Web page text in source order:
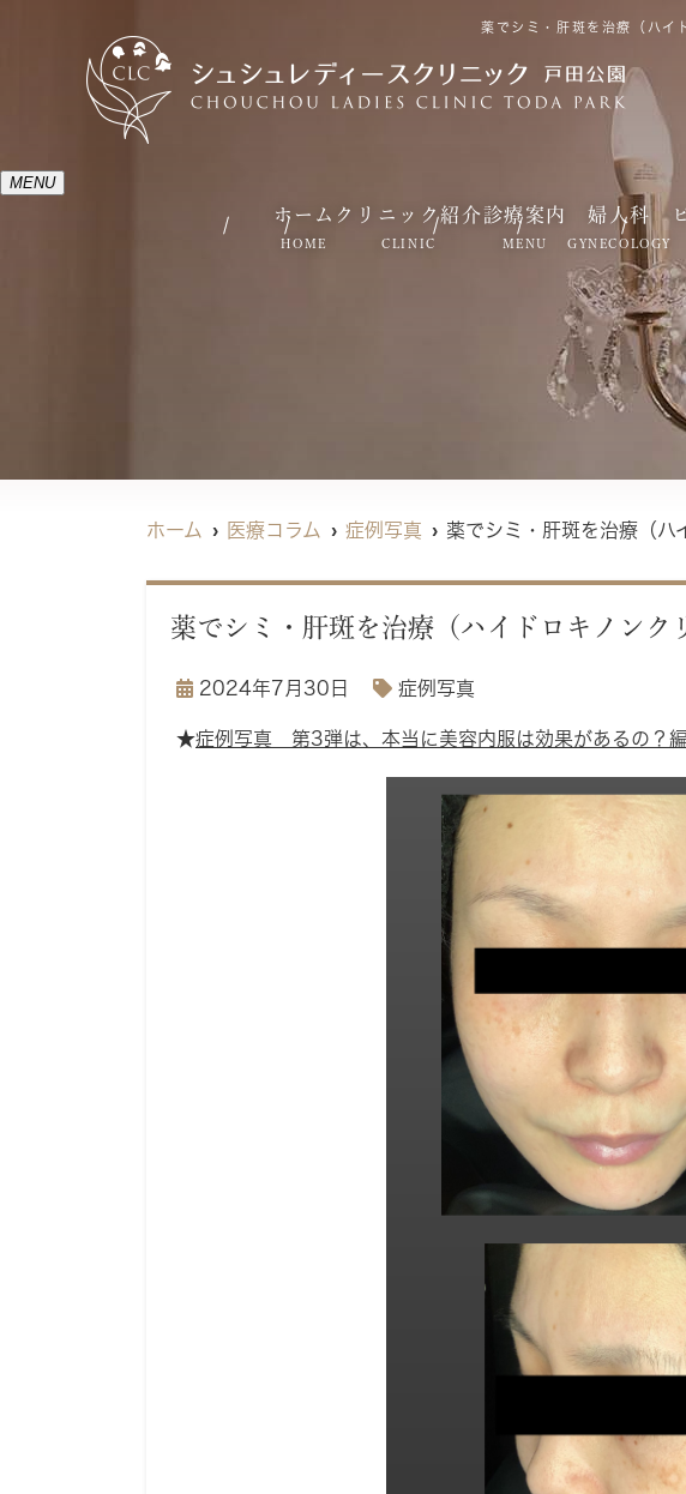
薬でシミ・肝斑を治療（ハイ
MENU
ホーム
HOME
クリニック紹介
CLINIC
診療案内
MENU
婦人科
GYNECOLOGY
ホーム 医療コラム 症例写真 薬でシミ・肝斑を治療（ハ
薬でシミ・肝斑を治療（ハイドロキノンク
2024年7月30日 症例写真
★症例写真 第3弾は、本当に美容内服は効果があるの？編